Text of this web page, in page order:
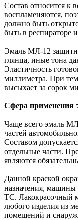
Состав относится к
воспламеняются,
должно быть
быть в респираторе
Эмаль МЛ-12
глянца, иные тона
Эластичность
миллиметра. При
высыхает за сорок
Сфера применения
Чаще всего эмаль
частей
Составом
отдельные части.
являются
Данной краской
назначения, машины
ТС. Лакокрасочный
любого изделия из
помещений и